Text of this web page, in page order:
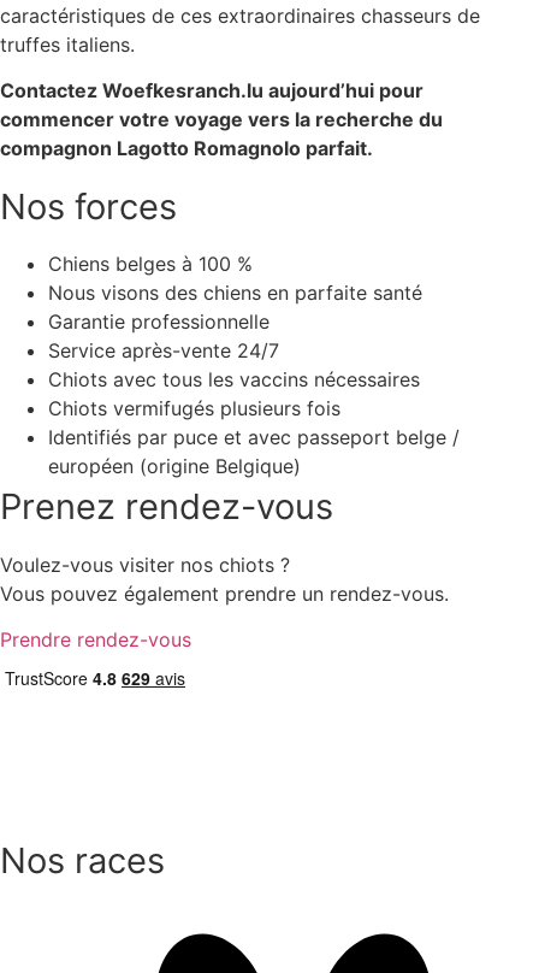
caractéristiques de ces extraordinaires chasseurs de
truffes italiens.
Contactez Woefkesranch.lu aujourd’hui pour
commencer votre voyage vers la recherche du
compagnon Lagotto Romagnolo parfait.
Nos forces
Chiens belges à 100 %
Nous visons des chiens en parfaite santé
Garantie professionnelle
Service après-vente 24/7
Chiots avec tous les vaccins nécessaires
Chiots vermifugés plusieurs fois
Identifiés par puce et avec passeport belge /
européen (origine Belgique)
Prenez rendez-vous
Voulez-vous visiter nos chiots ?
Vous pouvez également prendre un rendez-vous.
Prendre rendez-vous
Nos races